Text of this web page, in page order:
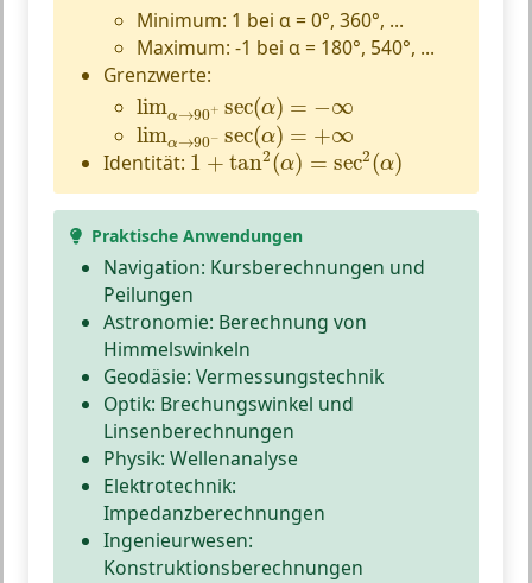
Minimum: 1 bei α = 0°, 360°, ...
Maximum: -1 bei α = 180°, 540°, ...
Grenzwerte:
limα→90+ sec(α) = −∞
lim 90+sec( −∞
limα→90− sec(α) = +∞
limα→90−sec = +∞
Identität: 1 + tan2(α) = sec2(α)
1+ tan2(α)= sec2(α)
Praktische Anwendungen
Navigation: Kursberechnungen und
Peilungen
Astronomie: Berechnung von
Himmelswinkeln
Geodäsie: Vermessungstechnik
Optik: Brechungswinkel und
Linsenberechnungen
Physik: Wellenanalyse
Elektrotechnik:
Impedanzberechnungen
Ingenieurwesen:
Konstruktionsberechnungen